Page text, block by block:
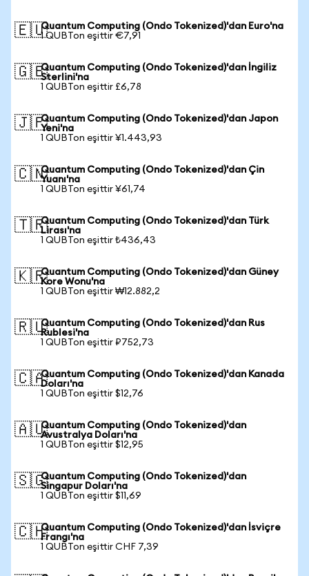
🇪🇺Quantum Computing (Ondo Tokenized)'dan Euro'na
1 QUBTon eşittir €7,91
🇬🇧Quantum Computing (Ondo Tokenized)'dan İngiliz
Sterlini'na
1 QUBTon eşittir £6,78
🇯🇵Quantum Computing (Ondo Tokenized)'dan Japon
Yeni'na
1 QUBTon eşittir ¥1.443,93
🇨🇳Quantum Computing (Ondo Tokenized)'dan Çin
Yuanı'na
1 QUBTon eşittir ¥61,74
🇹🇷Quantum Computing (Ondo Tokenized)'dan Türk
Lirası'na
1 QUBTon eşittir ₺436,43
🇰🇷Quantum Computing (Ondo Tokenized)'dan Güney
Kore Wonu'na
1 QUBTon eşittir ₩12.882,2
🇷🇺Quantum Computing (Ondo Tokenized)'dan Rus
Rublesi'na
1 QUBTon eşittir ₽752,73
🇨🇦Quantum Computing (Ondo Tokenized)'dan Kanada
Doları'na
1 QUBTon eşittir $12,76
🇦🇺Quantum Computing (Ondo Tokenized)'dan
Avustralya Doları'na
1 QUBTon eşittir $12,95
🇸🇬Quantum Computing (Ondo Tokenized)'dan
Singapur Doları'na
1 QUBTon eşittir $11,69
🇨🇭Quantum Computing (Ondo Tokenized)'dan İsviçre
Frangı'na
1 QUBTon eşittir CHF 7,39